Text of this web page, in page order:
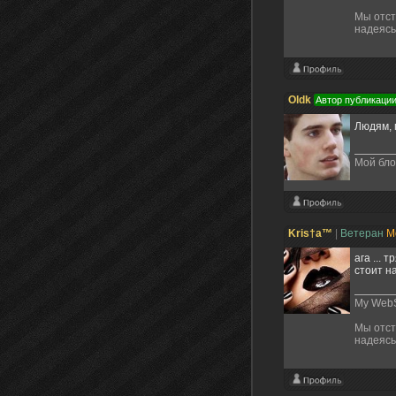
Мы
Oldk Автор публикации
Людям,
Мой
Kris†a™ Ветеран
ага ...
стоит
My
Мы